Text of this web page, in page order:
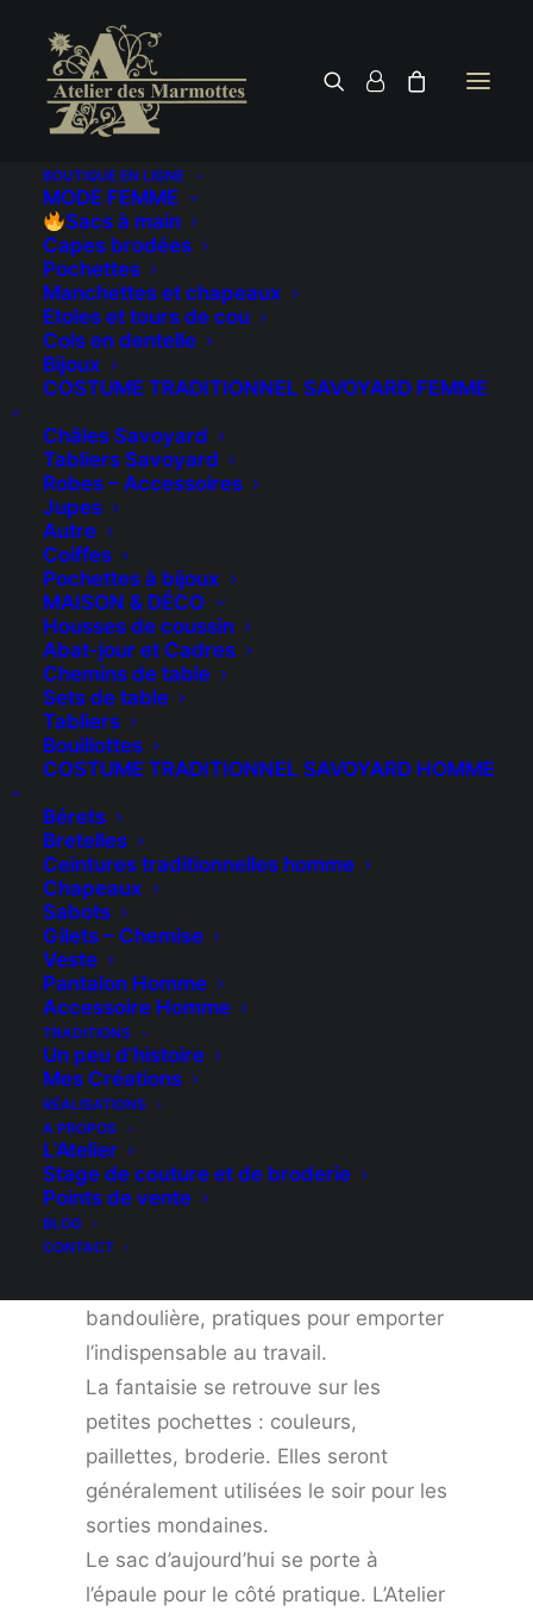
BOUTIQUE EN LIGNE
MODE FEMME
Sacs à main
Capes brodées
Pochettes
Manchettes et chapeaux
Etoles et tours de cou
Cols en dentelle
Bijoux
COSTUME TRADITIONNEL SAVOYARD FEMME
Châles Savoyard
Tabliers Savoyard
Robes – Accessoires
Jupes
Autre
Coiffes
Pochettes à bijoux
MAISON & DÉCO
Housses de coussin
Abat-jour et Cadres
Chemins de table
Sets de table
Tabliers
Bouillottes
COSTUME TRADITIONNEL SAVOYARD HOMME
Bérets
Bretelles
Ceintures traditionnelles homme
Chapeaux
Sabots
Gilets – Chemise
Veste
Pantalon Homme
Accessoire Homme
TRADITIONS
Un peu d’histoire
Mes Créations
RÉALISATIONS
A PROPOS
L’Atelier
Stage de couture et de broderie
Points de vente
BLOG
CONTACT
Sac à main
contemporain,
léger, brodé
Le sac à main à su
devenir
l’indispensable des
femmes !
Depuis le 19e siècle, le sac à main
est un accessoire de mode qui est
assorti à la tenue, avec de touts
petits sacs à anses. On y rangeait
peu de chose : juste son mouchoir et
de quoi se poudrer le minois.
Il faudra attendre les années 1930
bandoulière, pratiques pour emporter
l’indispensable au travail.
La fantaisie se retrouve sur les
petites pochettes : couleurs,
paillettes, broderie. Elles seront
généralement utilisées le soir pour les
sorties mondaines.
Le sac d’aujourd’hui se porte à
l’épaule pour le côté pratique. L’Atelier